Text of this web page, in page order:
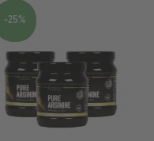
-25%